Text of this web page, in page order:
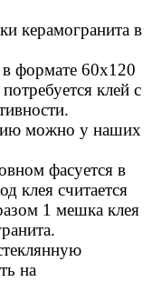
керамогранита в
формате 60х120
клей с
можно у наших
фасуется в
клея считается
1 мешка клея
на